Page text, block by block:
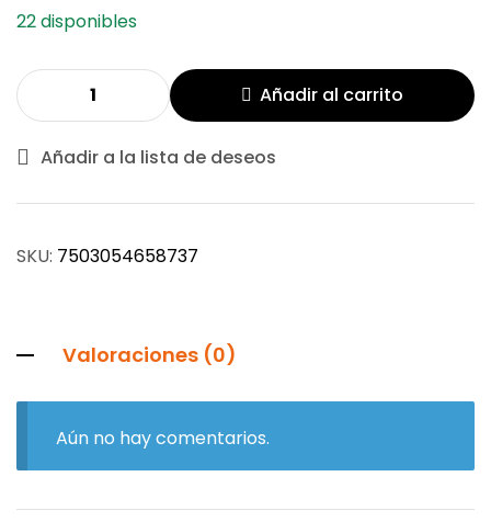
22 disponibles
Añadir al carrito
Añadir a la lista de deseos
SKU: 7503054658737
Valoraciones (0)
Aún no hay comentarios.